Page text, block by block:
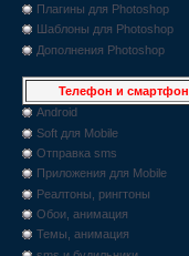
Плагины для Photoshop
Шаблоны для Photoshop
Дополнения Photoshop
Телефон и смартфон
Android
Soft для Mobile
Отправка sms
Приложения для Mobile
Реалтоны, рингтоны
Обои, анимация
Темы, анимация